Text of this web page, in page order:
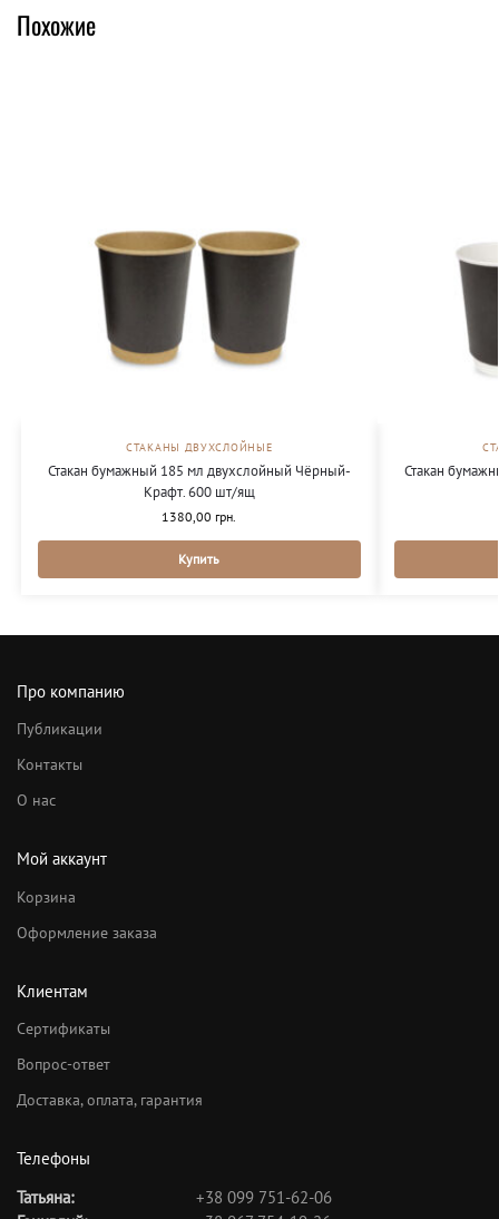
Похожие
СТАКАНЫ ДВУХСЛОЙНЫЕ
Стакан бумажный 185 мл двухслойный Чёрный-
Крафт. 600 шт/ящ
1380,00 грн.
Купить
Стакан
Про компанию
Публикации
Контакты
О нас
Мой аккаунт
Корзина
Оформление заказа
Клиентам
Сертификаты
Вопрос-ответ
Доставка, оплата, гарантия
Телефоны
Татьяна:
+38 099 751-62-06